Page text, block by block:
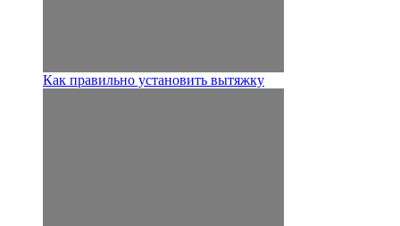
Как правильно установить вытяжку